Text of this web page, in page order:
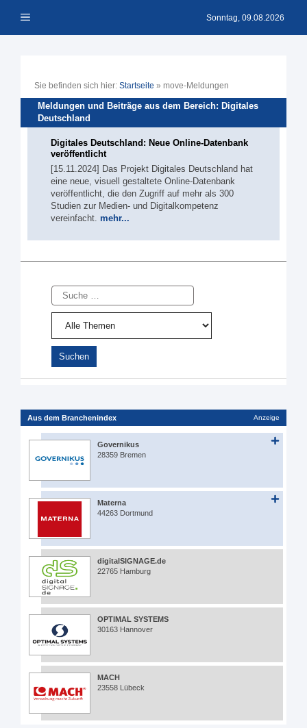
Inhalt Menü Sonntag, 09.08.2026
Sie befinden sich hier: Startseite » move-Meldungen
Meldungen und Beiträge aus dem Bereich: Digitales
Deutschland
Digitales Deutschland: Neue Online-Datenbank
veröffentlicht
[15.11.2024] Das Projekt Digitales Deutschland hat
eine neue, visuell gestaltete Online-Datenbank
veröffentlicht, die den Zugriff auf mehr als 300
Studien zur Medien- und Digitalkompetenz
vereinfacht. mehr...
Suche
Aus dem Branchenindex Anzeige
Governikus
28359 Bremen
Materna
44263 Dortmund
digitalSIGNAGE.de
22765 Hamburg
OPTIMAL SYSTEMS
30163 Hannover
MACH
23558 Lübeck